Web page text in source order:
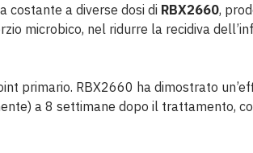
costante a diverse dosi di RBX2660,
microbico, nel ridurre la recidiva
primario. RBX2660 ha dimostrato
a 8 settimane dopo il trattamento,